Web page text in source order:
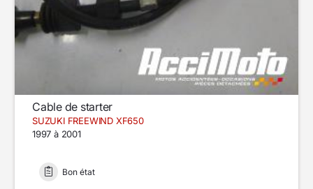
Cable de starter
SUZUKI FREEWIND XF650
1997 à 2001
Bon état